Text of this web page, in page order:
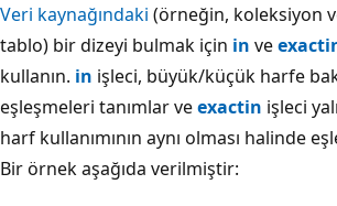
Veri kaynağındaki (örneğin, koleksiyon
tablo) bir dizeyi bulmak için in ve
kullanın. in işleci, büyük/küçük harfe
eşleşmeleri tanımlar veexactin işleci
harf kullanımının aynı olması halinde
Bir örnek aşağıda verilmiştir: